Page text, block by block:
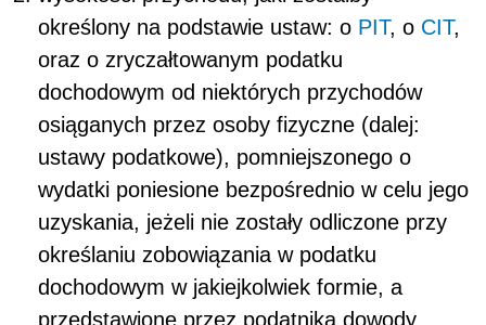
określony na podstawie ustaw: o PIT, o CIT,
oraz o zryczałtowanym podatku
dochodowym od niektórych przychodów
osiąganych przez osoby fizyczne (dalej:
ustawy podatkowe), pomniejszonego o
wydatki poniesione bezpośrednio w celu jego
uzyskania, jeżeli nie zostały odliczone przy
określaniu zobowiązania w podatku
dochodowym w jakiejkolwiek formie, a
przedstawione przez podatnika dowody